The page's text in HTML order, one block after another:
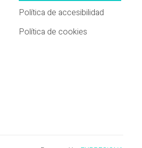
Política de accesibilidad
Política de cookies